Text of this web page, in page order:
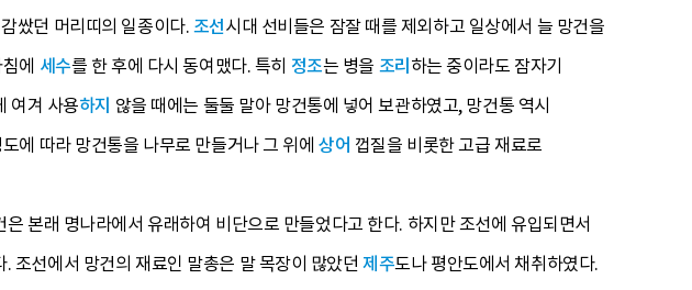
쌌던 머리띠의 일종이다.조선시대 선비들은 잠잘 때를 제외하고 일상에서 늘 망건을
에 세수를 한 후에 다시 동여맸다. 특히 정조는 병을 조리하는 중이라도 잠자기
여겨 사용하지 않을 때에는 둘둘 말아 망건통에 넣어 보관하였고, 망건통 역시
에 따라 망건통을 나무로 만들거나 그 위에상어 껍질을 비롯한 고급 재료로
본래 명나라에서 유래하여 비단으로 만들었다고 한다. 하지만 조선에 유입되면서
조선에서 망건의 재료인 말총은 말 목장이 많았던제주도나 평안도에서 채취하였다.